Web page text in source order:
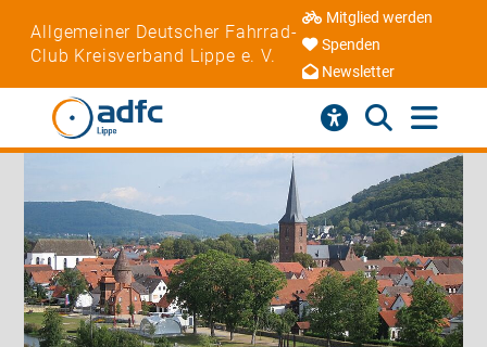
Allgemeiner Deutscher Fahrrad-
Club Kreisverband Lippe e. V.
Mitglied werden
Spenden
Newsletter